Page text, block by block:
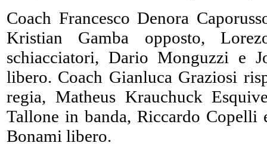
Coach Francesco Denora
Kristian Gamba opposto,
schiacciatori, Dario Monguzzi e
libero. Coach Gianluca Graziosi
regia, Matheus Krauchuck
Tallone in banda, Riccardo
Bonami libero.